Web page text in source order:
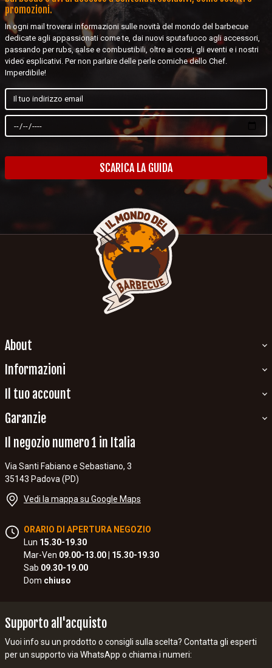
promozioni.
In ogni mail troverai informazioni sulle novità del mondo del barbecue
dedicate agli appassionati come te, dai nuovi sputafuoco agli accessori,
passando per rubs, salse e combustibili, oltre ai corsi, gli eventi e i nostri
video esplicativi. Per non parlare delle perle comiche dello Chef.
Imperdibile!
SCARICA LA GUIDA
About
Informazioni
Il tuo account
Garanzie
Il negozio numero 1 in Italia
Via Santi Fabiano e Sebastiano, 3
35143 Padova (PD)
Vedi la mappa su Google Maps
ORARIO DI APERTURA NEGOZIO
Lun 15.30-19.30
Mar-Ven 09.00-13.00 | 15.30-19.30
Sab 09.30-19.00
Dom chiuso
Supporto all'acquisto
Vuoi info su un prodotto o consigli sulla scelta? Contatta gli esperti
per un supporto via WhatsApp o chiama i numeri: